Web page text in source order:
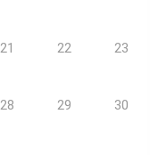
21 22 23
28 29 30